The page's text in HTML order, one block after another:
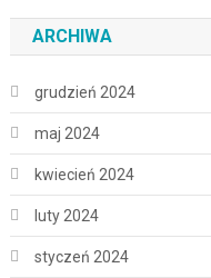
ARCHIWA
grudzień 2024
maj 2024
kwiecień 2024
luty 2024
styczeń 2024